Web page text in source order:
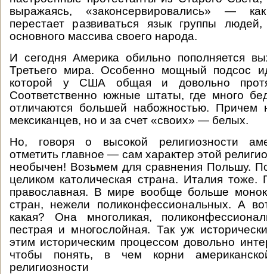
выражаясь, «законсервировались» — как
перестает развиваться язык группы
основного массива своего народа.
И сегодня Америка обильно пополняется
Третьего мира. Особенно мощный подсос
которой у США общая и довольно
Соответственно южные штаты, где много
отличаются большей набожностью. Причем
мексиканцев, но и за счет «своих» — белых.
Но, говоря о высокой религиозности
отметить главное — сам характер этой
необычен! Возьмем для сравнения Польшу.
целиком католическая страна. Италия
православная. В мире вообще больше
стран, нежели поликонфессиональных. А
какая? Она многоликая,
пестрая и многослойная. Так уж
этим историческим процессом довольно
чтобы понять, в чем корни
религиозности